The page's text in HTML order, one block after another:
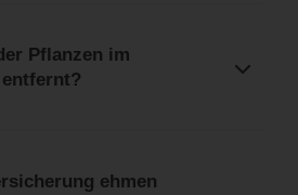
Pflanzen im
ehmen